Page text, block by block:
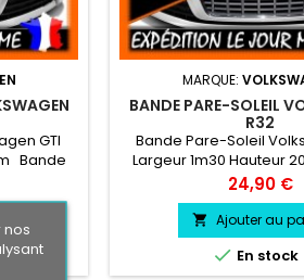
GTI
Bande
Logo
choix
MARQUE:
BANDE PARE-SOLEIL
R32
Bande Pare-Soleil
Largeur 1m30 Hauteur
Pare soleil couleur
Logo Volkswagen R32
Prix
24,90 €
 Ajouter au
 En stock
nos